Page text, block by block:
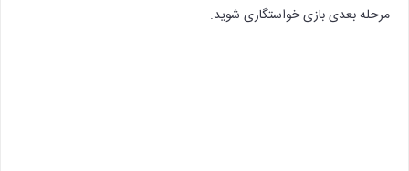
مرحله بعدی بازی خواستگاری شوید.